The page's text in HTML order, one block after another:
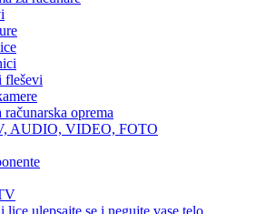
fleševi
računarska oprema
AUDIO, VIDEO, FOTO